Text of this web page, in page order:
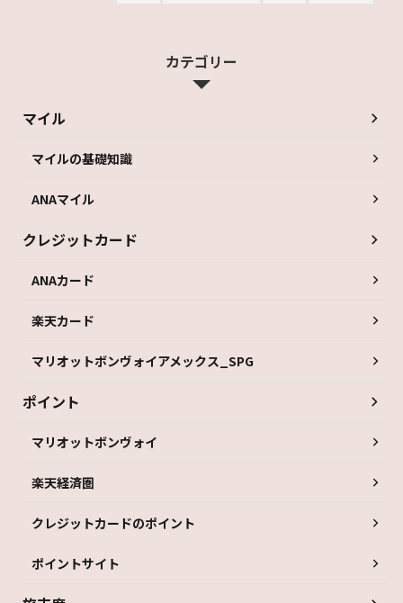
カテゴリー
マイル
マイルの基礎知識
ANAマイル
クレジットカード
ANAカード
楽天カード
マリオットボンヴォイアメックス_SPG
ポイント
マリオットボンヴォイ
楽天経済圏
クレジットカードのポイント
ポイントサイト